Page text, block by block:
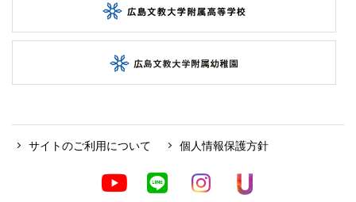
サイトのご利用について 個人情報保護方針